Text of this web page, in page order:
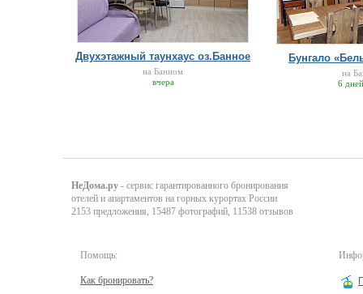
Двухэтажный таунхаус оз.Банное
на Банном
вчера
Бунгало
на
6
НеДома.ру - сервис гарантированного бронирования
отелей и апартаментов на горных курортах России
2153 предложения, 15487 фотографий, 11538 отзывов
Помощь:
Как бронировать?